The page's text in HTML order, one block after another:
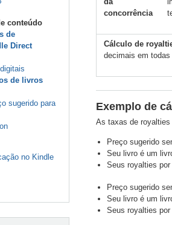
conteúdo
de
Direct
de livros
sugerido para
no Kindle
concorrência
Cálculo de
decimais em
Exemplo de
As taxas de royalties
Preço sugerido
Seu livro é um
Seus royalties
Preço sugerido
Seu livro é um
Seus royalties